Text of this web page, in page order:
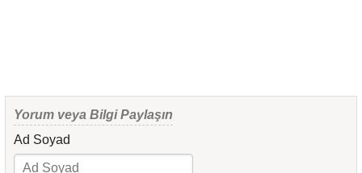
Yorum veya Bilgi Paylaşın
Ad Soyad